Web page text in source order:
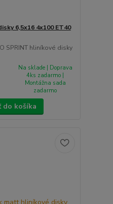
6,5x16 4x100 ET40
SPRINT hliníkové disky
Na sklade | Doprava
4ks zadarmo |
Montážna sada
zadarmo
do košíka